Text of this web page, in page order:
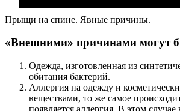
Прыщи на спине. Явные причины.
«Внешними» причинами могут
Одежда, изготовленная из
обитания бактерий.
Аллергия на одежду и
веществами, то же самое
появляется аллергия. В этом